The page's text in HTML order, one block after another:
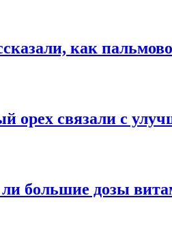
как
орех связали с
большие дозы